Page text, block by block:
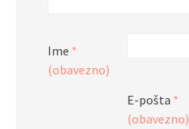
Ime *
(obavezno)
E-pošta *
(obavezno)